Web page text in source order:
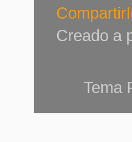
Creado a
Tema